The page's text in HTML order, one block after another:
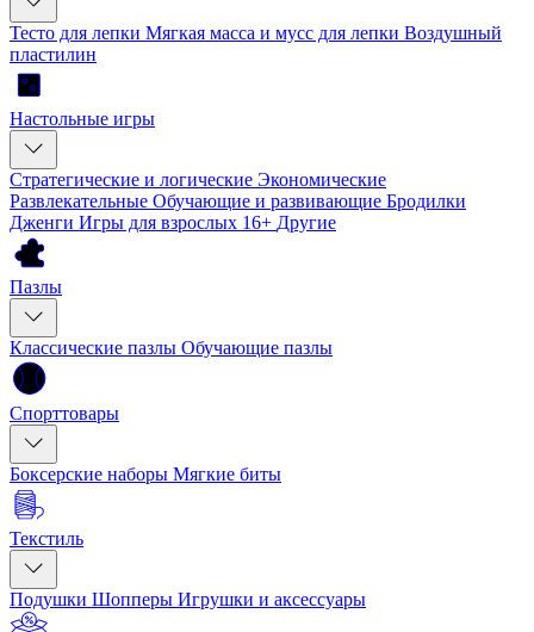
Тесто для лепки Мягкая масса и мусс для лепки Воздушный
пластилин
Настольные игры
Стратегические и логические Экономические
Развлекательные Обучающие и развивающие Бродилки
Дженги Игры для взрослых 16+ Другие
Пазлы
Классические пазлы Обучающие пазлы
Спорттовары
Боксерские наборы Мягкие биты
Текстиль
Подушки Шопперы Игрушки и аксессуары